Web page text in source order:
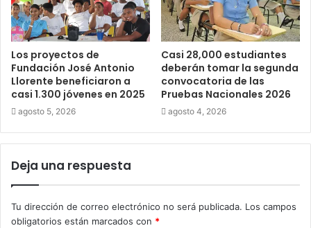
Los proyectos de
Fundación José Antonio
Llorente beneficiaron a
casi 1.300 jóvenes en 2025
agosto 5, 2026
Casi 28,000 estudiantes
deberán tomar la segunda
convocatoria de las
Pruebas Nacionales 2026
agosto 4, 2026
Deja una respuesta
Tu dirección de correo electrónico no será publicada. Los campos
obligatorios están marcados con *